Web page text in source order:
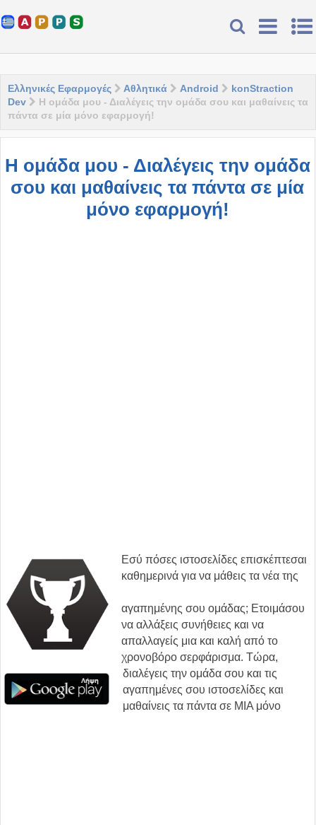
Ελληνικές Εφαρμογές Αθλητικά Android
konStraction
Dev
Η ομάδα μου - Διαλέγεις την ομάδα σου και μαθαίνεις τα
πάντα σε μία μόνο εφαρμογή!
Η ομάδα μου - Διαλέγεις την ομάδα
σου και μαθαίνεις τα πάντα σε μία
μόνο εφαρμογή!
Εσύ πόσες ιστοσελίδες επισκέπτεσαι
καθημερινά για να μάθεις τα νέα της
αγαπημένης σου ομάδας; Ετοιμάσου
να αλλάξεις συνήθειες και να
απαλλαγείς μια και καλή από το
χρονοβόρο σερφάρισμα. Τώρα,
διαλέγεις την ομάδα σου και τις
αγαπημένες σου ιστοσελίδες και
μαθαίνεις τα πάντα σε ΜΙΑ μόνο